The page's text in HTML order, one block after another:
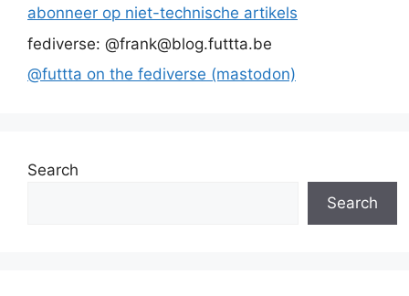
abonneer op niet-technische artikels
fediverse: @frank@blog.futtta.be
@futtta on the fediverse (mastodon)
Search
Search